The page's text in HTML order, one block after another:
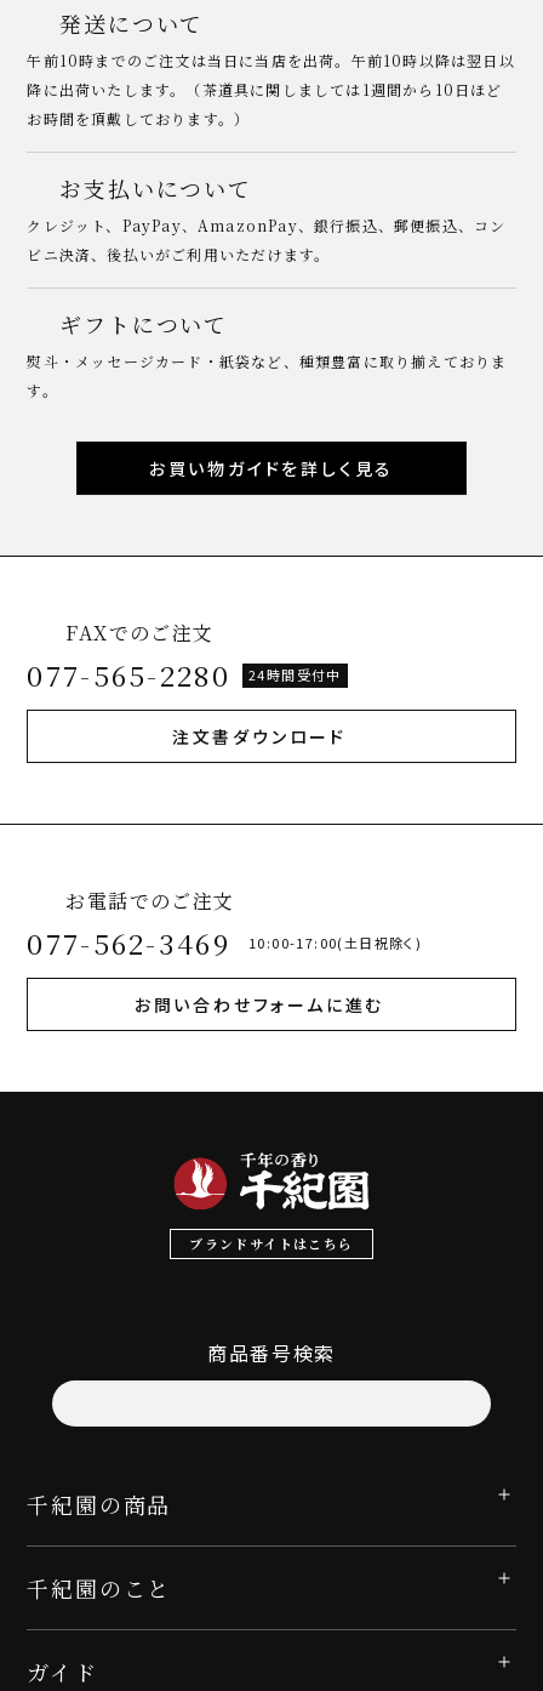
発送について
午前10時までのご注文は当日に当店を出荷。午前10時以降は翌日以
降に出荷いたします。（茶道具に関しましては1週間から10日ほど
お時間を頂戴しております。）
お支払いについて
クレジット、PayPay、AmazonPay、銀行振込、郵便振込、コン
ビニ決済、後払いがご利用いただけます。
ギフトについて
熨斗・メッセージカード・紙袋など、種類豊富に取り揃えておりま
す。
お買い物ガイドを詳しく見る
FAXでのご注文
077-565-2280 24時間受付中
注文書ダウンロード
お電話でのご注文
077-562-3469 10:00-17:00(土日祝除く)
お問い合わせフォームに進む
ブランドサイトはこちら
商品番号検索
千紀園の商品
千紀園のこと
ガイド